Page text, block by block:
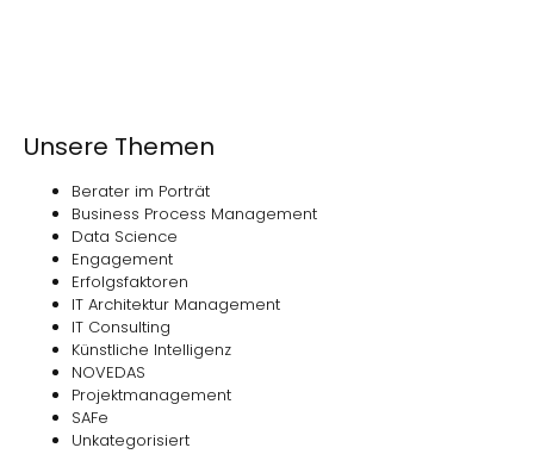
Unsere Themen
Berater im Porträt
Business Process Management
Data Science
Engagement
Erfolgsfaktoren
IT Architektur Management
IT Consulting
Künstliche Intelligenz
NOVEDAS
Projektmanagement
SAFe
Unkategorisiert